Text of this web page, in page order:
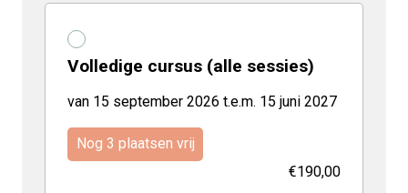
Volledige cursus (alle sessies)
van 15 september 2026 t.e.m. 15 juni 2027
Nog 3 plaatsen vrij
€190,00